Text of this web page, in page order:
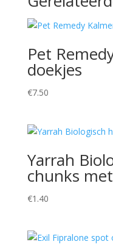
Pet
doekjes
€7.50
Yarrah
chunks
€1.40